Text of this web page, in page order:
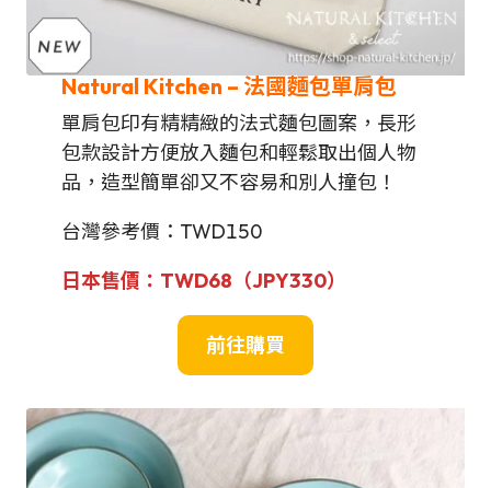
Natural Kitchen – 法國麵包單肩包
單肩包印有精精緻的法式麵包圖案，長形
包款設計方便放入麵包和輕鬆取出個人物
品，造型簡單卻又不容易和別人撞包！
台灣參考價：TWD150
日本售價： TWD68（JPY330）
前往購買